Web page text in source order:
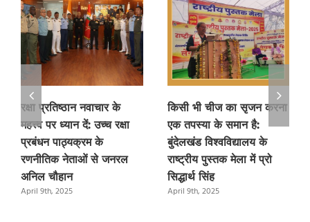
रक्षा प्रतिष्ठान नवाचार के
महत्त्व पर ध्यान दें: उच्च रक्षा
प्रबंधन पाठ्यक्रम के
रणनीतिक नेताओं से जनरल
अनिल चौहान
April 9th, 2025
किसी भी चीज का सृजन करना
एक तपस्या के समान है:
बुंदेलखंड विश्वविद्यालय के
राष्ट्रीय पुस्तक मेला में प्रो
सिद्धार्थ सिंह
April 9th, 2025